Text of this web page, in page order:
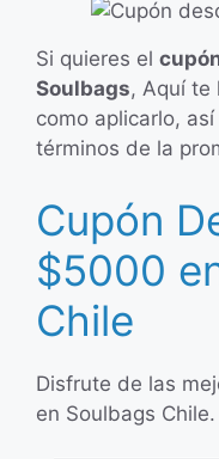
Si quieres el
Soulbags, Aquí te
como aplicarlo,
términos de la
Cupón
$5000
Chile
Disfrute de las
en Soulbags Chile.